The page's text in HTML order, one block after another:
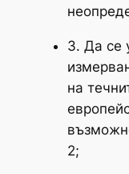
3. Да се
на
2;